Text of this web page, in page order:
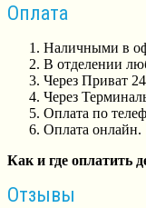
Оплата
Наличными в
В отделении
Через Приват
Через
Оплата по
Оплата онлайн.
Как и где оплатить
Отзывы